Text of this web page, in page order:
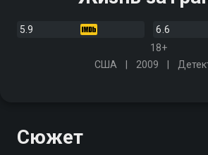
5.9
6.6
18+
США
2009
Сюжет